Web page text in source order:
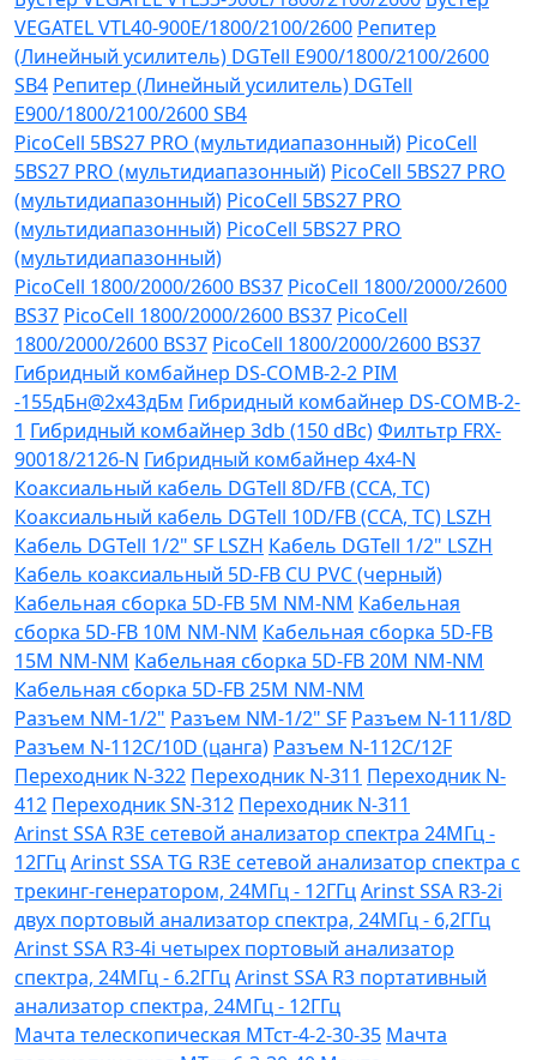
VEGATEL VTL40-900E/1800/2100/2600 Репитер
(Линейный усилитель) DGTell Е900/1800/2100/2600
SB4 Репитер (Линейный усилитель) DGTell
Е900/1800/2100/2600 SB4
PicoCell 5BS27 PRO (мультидиапазонный) PicoCell
5BS27 PRO (мультидиапазонный) PicoCell 5BS27 PRO
(мультидиапазонный) PicoCell 5BS27 PRO
(мультидиапазонный) PicoCell 5BS27 PRO
(мультидиапазонный)
PicoCell 1800/2000/2600 BS37 PicoCell 1800/2000/2600
BS37 PicoCell 1800/2000/2600 BS37 PicoCell
1800/2000/2600 BS37 PicoCell 1800/2000/2600 BS37
Гибридный комбайнер DS-COMB-2-2 PIM
-155дБн@2x43дБм Гибридный комбайнер DS-COMB-2-
1 Гибридный комбайнер 3db (150 dBc)Филтьтр FRX-
90018/2126-N Гибридный комбайнер 4х4-N
Коаксиальный кабель DGTell 8D/FB (CCA, TC)
Коаксиальный кабель DGTell 10D/FB (CCA, TC) LSZH
Кабель DGTell 1/2" SF LSZH Кабель DGTell 1/2" LSZH
Кабель коаксиальный 5D-FB CU PVC (черный)
Кабельная сборка 5D-FB 5М NM-NM Кабельная
сборка 5D-FB 10М NM-NM Кабельная сборка 5D-FB
15М NM-NM Кабельная сборка 5D-FB 20М NM-NM
Кабельная сборка 5D-FB 25М NM-NM
Разъем NM-1/2" Разъем NM-1/2" SF Разъем N-111/8D
Разъем N-112C/10D (цанга) Разъем N-112C/12F
Переходник N-322 Переходник N-311 Переходник N-
412 Переходник SN-312 Переходник N-311
Arinst SSA R3Е сетевой анализатор спектра 24МГц -
12ГГцArinst SSA TG R3Е сетевой анализатор спектра с
трекинг-генератором, 24МГц - 12ГГцArinst SSA R3-2i
двух портовый анализатор спектра, 24МГц - 6,2ГГц
Arinst SSA R3-4i четырех портовый анализатор
спектра, 24МГц - 6.2ГГцArinst SSA R3 портативный
анализатор спектра, 24МГц - 12ГГц
Мачта телескопическая МТст-4-2-30-35 Мачта